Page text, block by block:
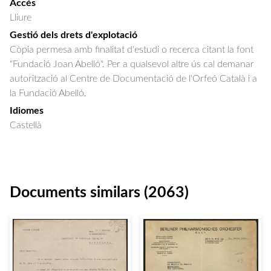
Accés
Lliure
Gestió dels drets d'explotació
Còpia permesa amb finalitat d'estudi o recerca citant la font
"Fundació Joan Abelló". Per a qualsevol altre ús cal demanar
autorització al Centre de Documentació de l'Orfeó Català i a
la Fundació Abelló.
Idiomes
Castellà
Documents similars (2063)